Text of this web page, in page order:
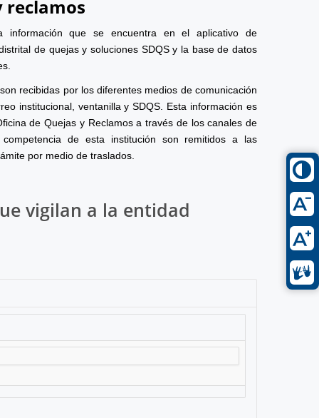
reclamos
información que se encuentra en el aplicativo de
de quejas y soluciones SDQS y la base de datos
recibidas por los diferentes medios de comunicación
institucional, ventanilla y SDQS. Esta información es
de Quejas y Reclamos a través de los canales de
de esta institución son remitidos a las
por medio de traslados.
vigilan a la entidad